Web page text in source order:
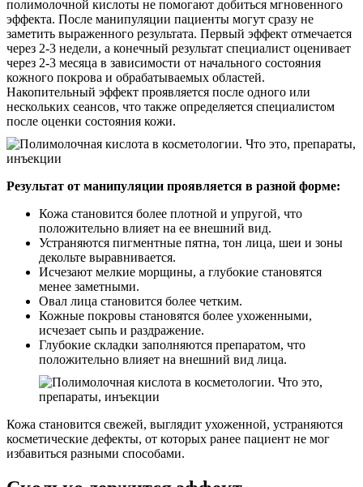
полимолочной кислоты не помогают добиться мгновенного
эффекта. После манипуляции пациенты могут сразу не
заметить выраженного результата. Первый эффект отмечается
через 2-3 недели, а конечный результат специалист оценивает
через 2-3 месяца в зависимости от начального состояния
кожного покрова и обрабатываемых областей.
Накопительный эффект проявляется после одного или
нескольких сеансов, что также определяется специалистом
после оценки состояния кожи.
Результат от манипуляции проявляется в разной форме:
Кожа становится более плотной и упругой, что
положительно влияет на ее внешний вид.
Устраняются пигментные пятна, тон лица, шеи и зоны
декольте выравнивается.
Исчезают мелкие морщины, а глубокие становятся
менее заметными.
Овал лица становится более четким.
Кожные покровы становятся более ухоженными,
исчезает сыпь и раздражение.
Глубокие складки заполняются препаратом, что
положительно влияет на внешний вид лица.
Кожа становится свежей, выглядит ухоженной, устраняются
косметические дефекты, от которых ранее пациент не мог
избавиться разными способами.